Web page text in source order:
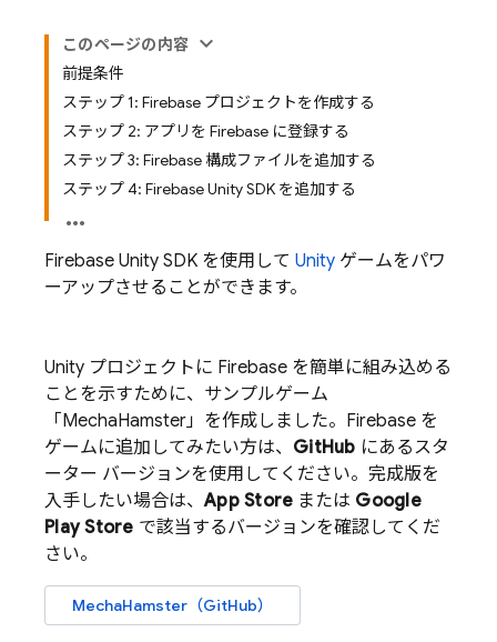
このページの内容
前提条件
ステップ 1: Firebase プロジェクトを作成する
ステップ 2: アプリを Firebase に登録する
ステップ 3: Firebase 構成ファイルを追加する
ステップ 4: Firebase Unity SDK を追加する
Firebase Unity SDK を使用して Unity ゲームをパワ
ーアップさせることができます。
Unity プロジェクトに Firebase を簡単に組み込める
ことを示すために、サンプルゲーム
「MechaHamster」を作成しました。Firebase を
ゲームに追加してみたい方は、 GitHub にあるスタ
ーター バージョンを使用してください。完成版を
入手したい場合は、App Store または Google
PlayStore で該当するバージョンを確認してくだ
さい。
MechaHamster（GitHub）